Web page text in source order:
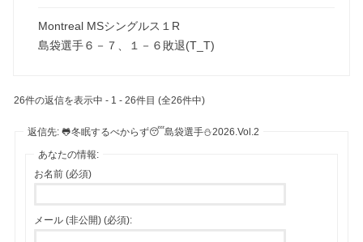
Montreal MSシングルス１R
島袋選手６－７、１－６敗退(T_T)
26件の返信を表示中 - 1 - 26件目 (全26件中)
返信先: 🐸冬眠するべからず😴島袋選手⛄2026.Vol.2
あなたの情報:
お名前 (必須)
メール (非公開) (必須):